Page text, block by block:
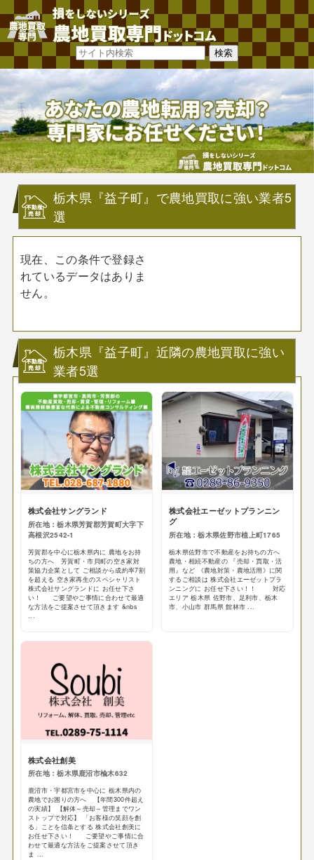
栃木県『益子町』で農地買取に強い業者5
選
現在、この条件で登録さ
れているデータはありま
せん。
栃木県『益子町』近隣の農地買取に強い
業者5選
株式会社サングランド
所在地：栃木県芳賀郡芳賀町大字下
高根沢2542-1
芳賀郡を中心に栃木県内に 農地をお持
ちの方へ 芳賀町・市貝町の空き家対
策協力企業として ご相談から成約率7割
を超える 空き家再生のスペシャリスト
株式会社サングランドに お任せ下さ
い！ ご要望やご事情に合わせて最適
な方法をご提案させて頂きます &nbs
...
株式会社エーゼットプランニン
グ
所在地：栃木県佐野市植上町1765
栃木県佐野市で不動産をお持ちの方へ
農地・相続不動産の 『売却・買取・活
用』など 《農地対策・農地活用》に関
するご相談は 株式会社エーゼットプラ
ンニングに お任せ下さい！！ 対応
エリア 栃木県 佐野市、足利市、栃木
市、小山市 群馬県 館林市 ...
株式会社創美
所在地：栃木県鹿沼市楡木632
鹿沼市・宇都宮市を中心に 栃木県内の
農地でお困りの方へ 【年間300件超え
の実績】 【解体～売却～管理までワン
ストップで対応】 「お客様の笑顔を創
る」ことを信条とする 株式会社創美に
お任せ下さい！ ご要望やご事情に合
わせて最適な方法をご提案させて頂き
ま ...